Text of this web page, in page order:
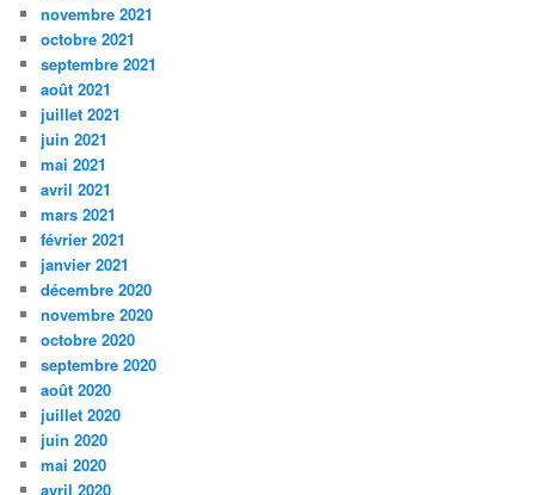
novembre 2021
octobre 2021
septembre 2021
août 2021
juillet 2021
juin 2021
mai 2021
avril 2021
mars 2021
février 2021
janvier 2021
décembre 2020
novembre 2020
octobre 2020
septembre 2020
août 2020
juillet 2020
juin 2020
mai 2020
avril 2020